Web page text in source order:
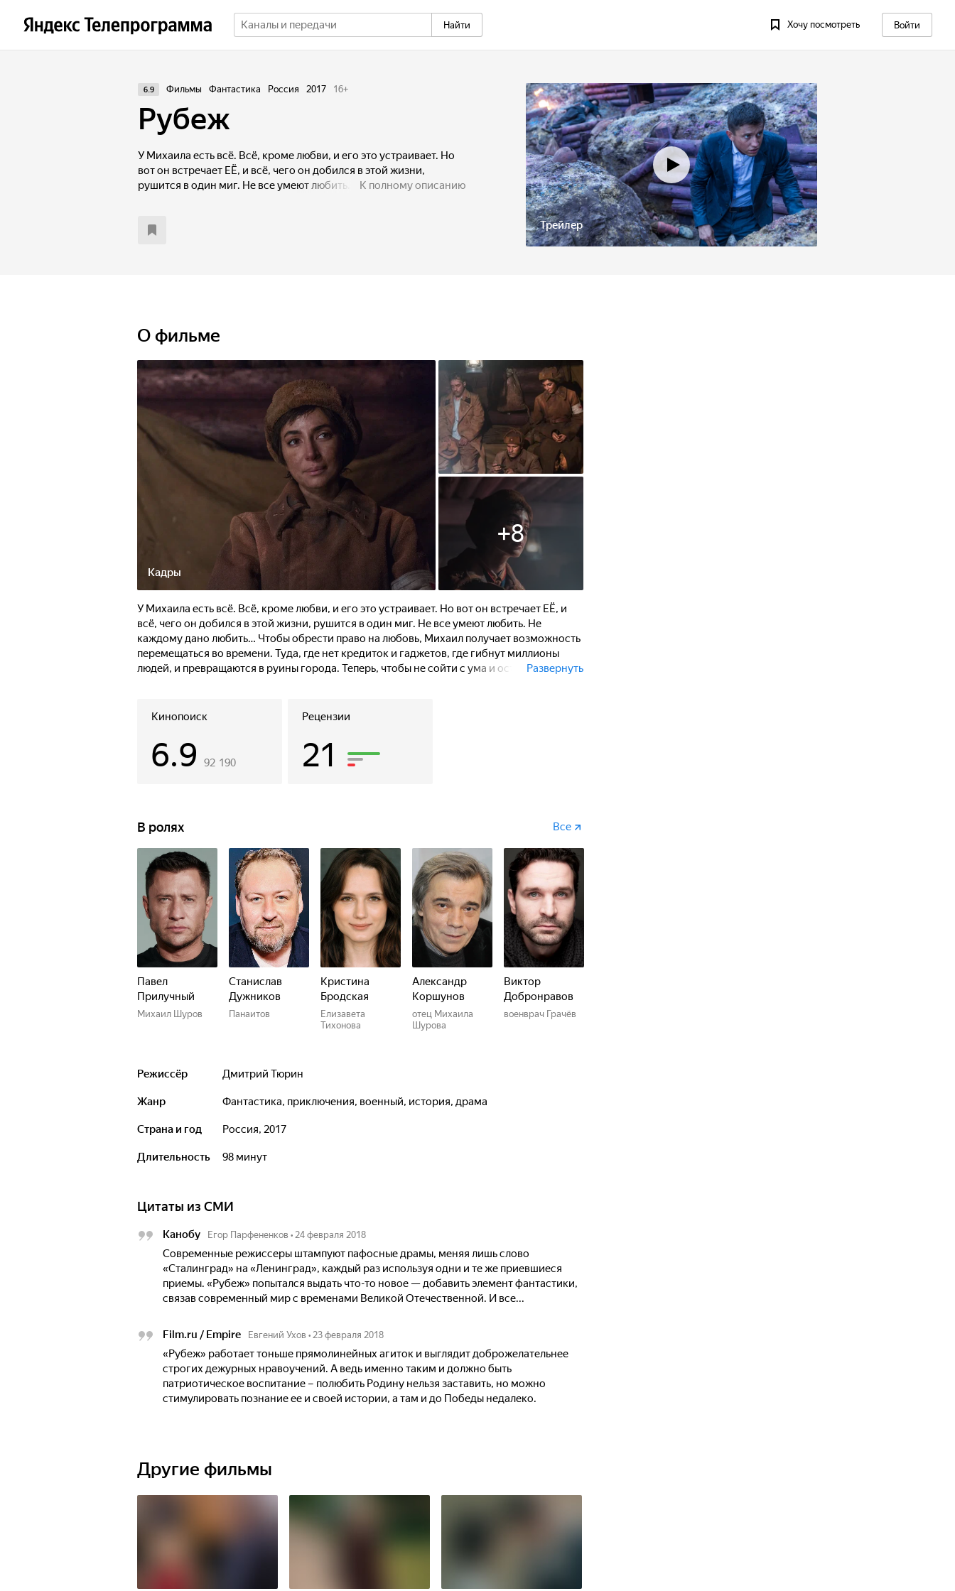
Найти Хочу посмотреть Войти
Трейлер
6.9 Фильмы Фантастика Россия 2017 16+
Рубеж
У Михаила есть всё. Всё, кроме любви, и его это устраивает. Но
вот он встречает ЕЁ, и всё, чего он добился в этой жизни,
рушится в один миг. Не все умеют любить. Не каждому дано
и гаджетов, где гибнут миллионы людей, и превращаются в
К полному описанию
О фильме
Кадры
+8
У Михаила есть всё. Всё, кроме любви, и его это устраивает. Но вот он встречает ЕЁ, и
всё, чего он добился в этой жизни, рушится в один миг. Не все умеют любить. Не
каждому дано любить… Чтобы обрести право на любовь, Михаил получает возможность
перемещаться во времени. Туда, где нет кредиток и гаджетов, где гибнут миллионы
людей, и превращаются в руины города. Теперь, чтобы не сойти с ума и остаться вРазвернуть
Кинопоиск
6.9 92 190
Рецензии
21
В ролях Все
Павел
Прилучный
Михаил Шуров
Станислав
Дужников
Панаитов
Кристина
Бродская
Елизавета
Тихонова
Александр
Коршунов
отец Михаила
Шурова
Виктор
Добронравов
военврач Грачёв
Режиссёр Дмитрий Тюрин
Жанр фантастика, приключения, военный, история, драма
Страна и год Россия, 2017
Длительность 98 минут
Цитаты из СМИ
Канобу Егор Парфененков • 24 февраля 2018
Современные режиссеры штампуют пафосные драмы, меняя лишь слово
«Сталинград» на «Ленинград», каждый раз используя одни и те же приевшиеся
приемы. «Рубеж» попытался выдать что-то новое — добавить элемент фантастики,
связав современный мир с временами Великой Отечественной. И все...
Film.ru / Empire Евгений Ухов • 23 февраля 2018
«Рубеж» работает тоньше прямолинейных агиток и выглядит доброжелательнее
строгих дежурных нравоучений. А ведь именно таким и должно быть
патриотическое воспитание – полюбить Родину нельзя заставить, но можно
стимулировать познание ее и своей истории, а там и до Победы недалеко.
Другие фильмы